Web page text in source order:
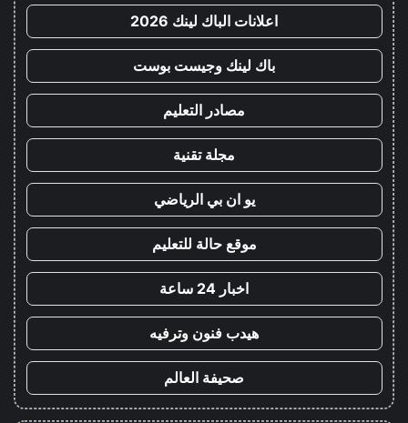
اعلانات الباك لينك 2026
باك لينك وجيست بوست
مصادر التعليم
مجلة تقنية
يو ان بي الرياضي
موقع حالة للتعليم
اخبار 24 ساعة
هيدب فنون وترفيه
صحيفة العالم